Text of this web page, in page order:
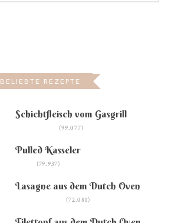
BELIEBTE REZEPTE
Schichtfleisch vom Gasgrill
(99.077)
Pulled Kasseler
(79.937)
Lasagne aus dem Dutch Oven
(72.081)